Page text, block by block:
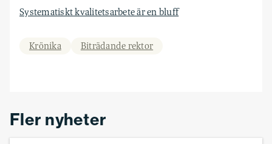
Systematiskt kvalitetsarbete är en bluff
Krönika Biträdande rektor
Fler nyheter